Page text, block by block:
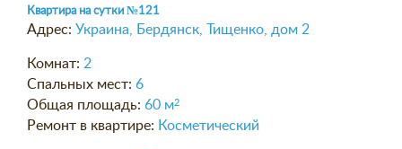
Квартира на сутки №121
Адрес: Украина, Бердянск, Тищенко, дом 2
Комнат: 2
Спальных мест: 6
Общая площадь: 60 м2
Ремонт в квартире: Косметический